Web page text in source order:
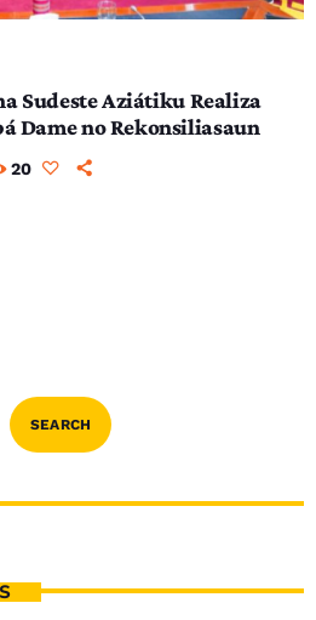
Sudeste Aziátiku Realiza
Dame no Rekonsiliasaun
20
SEARCH